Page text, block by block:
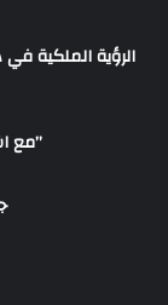
مع اشتداد الخناق الأميركي.. تعرف إلى قصة “هواوي”